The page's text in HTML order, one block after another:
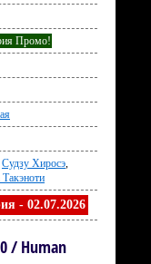
Промо!
Судзу Хиросэ,
- 02.07.2026
/ Human